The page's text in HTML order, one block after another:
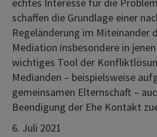
schaffen die Grundlage einer
Regeländerung im Miteinander
Mediation insbesondere in
wichtiges Tool der
Medianden – beispielsweise
gemeinsamen Elternschaft –
Beendigung der Ehe Kontakt
6. Juli 2021